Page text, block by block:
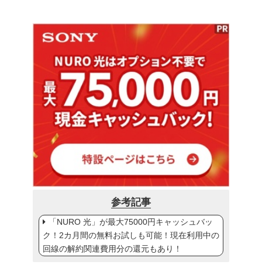
参考記事
「NURO 光」が最大75000円キャッシュバッ
ク！2カ月間の無料お試しも可能！現在利用中の
回線の解約関連費用分の還元もあり！